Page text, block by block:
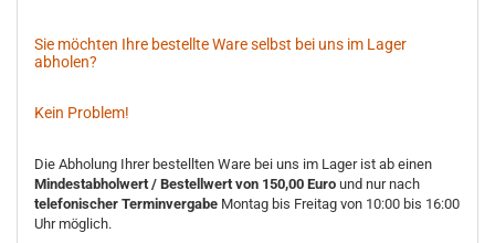
Sie möchten Ihre bestellte Ware selbst bei uns im Lager
abholen?
Kein Problem!
Die Abholung Ihrer bestellten Ware bei uns im Lager ist ab einen
Mindestabholwert / Bestellwert von 150,00 Euro und nur nach
telefonischer Terminvergabe Montag bis Freitag von 10:00 bis 16:00
Uhr möglich.